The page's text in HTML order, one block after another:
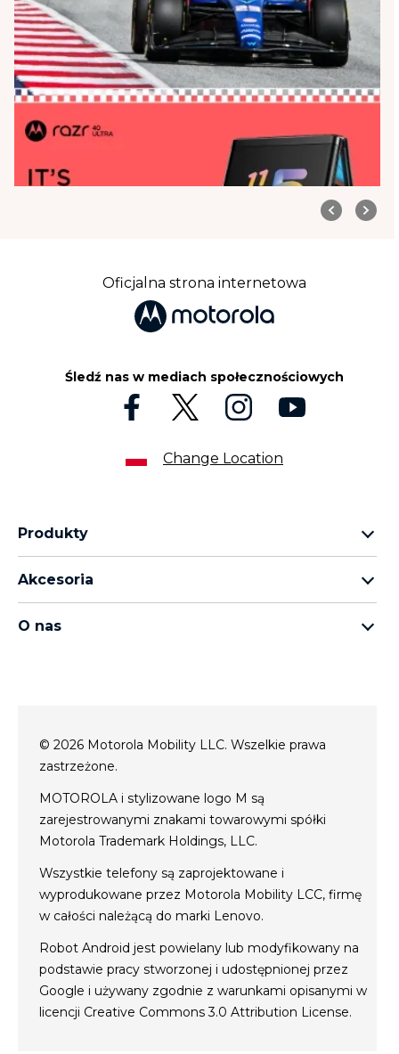
Oficjalna strona internetowa
Śledź nas w mediach społecznościowych
Change Location
Produkty
rodzina moto g
Akcesoria
O nas
polityka prywatności
Website Privacy
polityka prywatności
© 2026 Motorola Mobility LLC. Wszelkie prawa
zastrzeżone.
MOTOROLA i stylizowane logo M są
zarejestrowanymi znakami towarowymi spółki
Motorola Trademark Holdings, LLC.
Wszystkie telefony są zaprojektowane i
wyprodukowane przez Motorola Mobility LCC, firmę
w całości należącą do marki Lenovo.
Robot Android jest powielany lub modyfikowany na
podstawie pracy stworzonej i udostępnionej przez
Google i używany zgodnie z warunkami opisanymi w
licencji Creative Commons 3.0 Attribution License.